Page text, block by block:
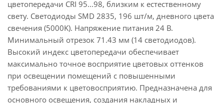
цветопередачи CRI 95...98, близким к естественному
свету. Светодиоды SMD 2835, 196 шт/м, дневного цвета
свечения (5000K). Напряжение питания 24 В.
Минимальный отрезок 71.43 мм (14 светодиодов).
Высокий индекс цветопередачи обеспечивает
максимально точное восприятие цветовых оттенков
при освещении помещений с повышенными
требованиями к цветовосприятию. Предназначена для
основного освещения, создания накладных и